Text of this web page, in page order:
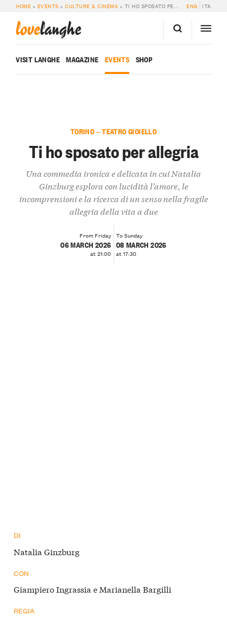
HOME » EVENTS »CULTURE & CINEMA » TI HO SPOSATO PER ALLEGRIA ENG ITA
lovelanghe
VISIT LANGHE MAGAZINE EVENTS SHOP
TORINO — TEATRO GIOIELLO
Ti ho sposato per allegria
Una commedia ironica e delicata in cui Natalia
Ginzburg esplora con lucidità l’amore, le
incomprensioni e la ricerca di un senso nella fragile
allegria della vita a due
From Friday
06 MARCH 2026
at 21:00
To Sunday
08 MARCH 2026
at 17:30
DI
Natalia Ginzburg
CON
Giampiero Ingrassia e Marianella Bargilli
REGIA